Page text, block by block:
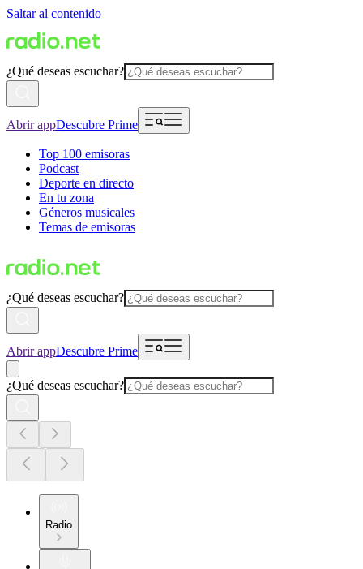
Saltar al contenido
¿Qué deseas escuchar?
Abrir appDescubre Prime
Top 100 emisoras
Podcast
Deporte en directo
En tu zona
Géneros musicales
Temas de emisoras
¿Qué deseas escuchar?
Abrir appDescubre Prime
¿Qué deseas escuchar?
Radio